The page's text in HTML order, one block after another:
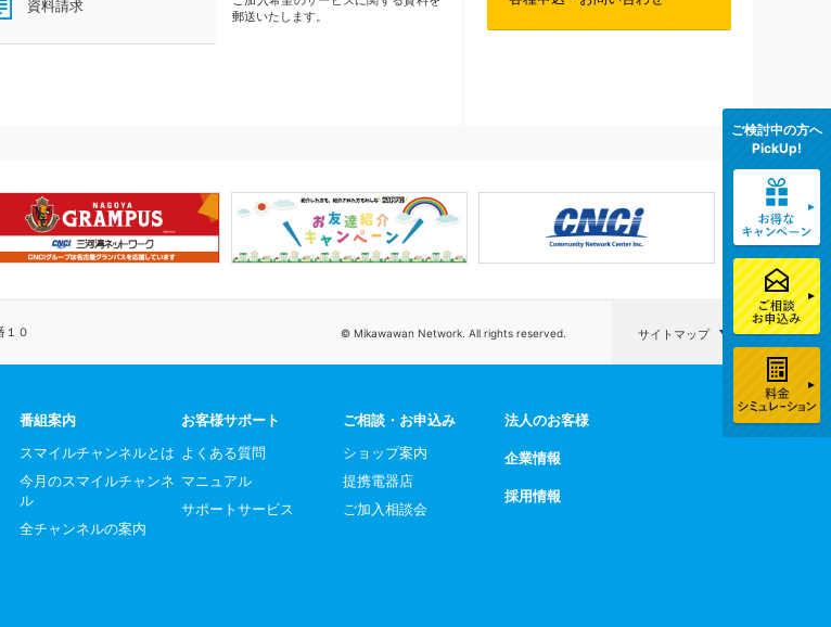
資料請求
郵送いたします。
１０ © Mikawawan Network. All rights reserved. サイトマップ
番組案内
スマイルチャンネルとは
今月のスマイルチャンネ
ル
全チャンネルの案内
お客様サポート
よくある質問
マニュアル
サポートサービス
ご相談・お申込み
ショップ案内
提携電器店
ご加入相談会
法人のお客様
企業情報
採用情報
ご検討中の方へ
PickUp!